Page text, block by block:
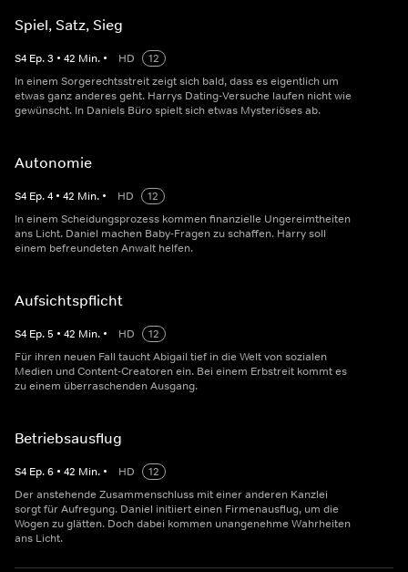
Spiel, Satz, Sieg
S4 Ep.3 • 42 Min. • HD
12
In einem Sorgerechtsstreit zeigt sich bald, dass es eigentlich um
etwas ganz anderes geht. Harrys Dating-Versuche laufen nicht wie
gewünscht. In Daniels Büro spielt sich etwas Mysteriöses ab.
Autonomie
S4 Ep.4 • 42 Min. • HD
12
In einem Scheidungsprozess kommen finanzielle Ungereimtheiten
ans Licht. Daniel machen Baby-Fragen zu schaffen. Harry soll
einem befreundeten Anwalt helfen.
Aufsichtspflicht
S4 Ep.5 • 42 Min. • HD
12
Für ihren neuen Fall taucht Abigail tief in die Welt von sozialen
Medien und Content-Creatoren ein. Bei einem Erbstreit kommt es
zu einem überraschenden Ausgang.
Betriebsausflug
S4 Ep.6 • 42 Min. • HD
12
Der anstehende Zusammenschluss mit einer anderen Kanzlei
sorgt für Aufregung. Daniel initiiert einen Firmenausflug, um die
Wogen zu glätten. Doch dabei kommen unangenehme Wahrheiten
ans Licht.